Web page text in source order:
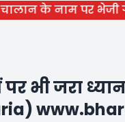
पर भेजी गई APK
भी जरा